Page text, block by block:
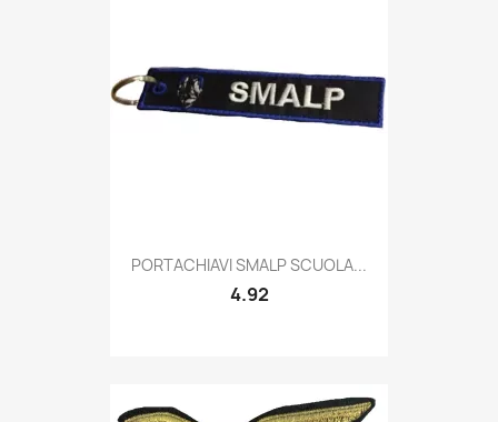
Quick view
PORTACHIAVI SMALP SCUOLA...
4.92